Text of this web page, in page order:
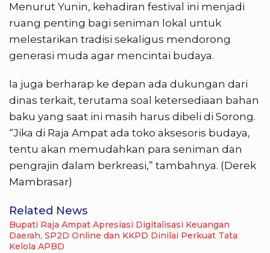
Menurut Yunin, kehadiran festival ini menjadi
ruang penting bagi seniman lokal untuk
melestarikan tradisi sekaligus mendorong
generasi muda agar mencintai budaya.
Ia juga berharap ke depan ada dukungan dari
dinas terkait, terutama soal ketersediaan bahan
baku yang saat ini masih harus dibeli di Sorong.
“Jika di Raja Ampat ada toko aksesoris budaya,
tentu akan memudahkan para seniman dan
pengrajin dalam berkreasi,” tambahnya. (Derek
Mambrasar)
Related News
Bupati Raja Ampat Apresiasi Digitalisasi Keuangan
Daerah, SP2D Online dan KKPD Dinilai Perkuat Tata
Kelola APBD